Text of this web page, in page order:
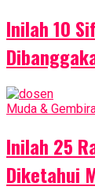
Inilah 10
Muda &
Inilah 25
Diketahui